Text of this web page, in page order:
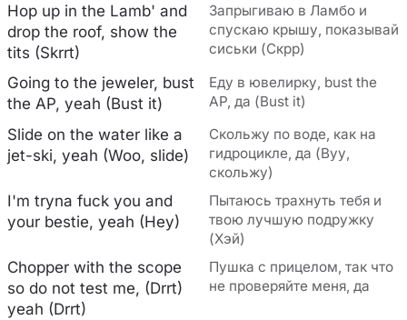
Hop up in the Lamb' and
drop the roof, show the
tits (Skrrt)
Запрыгиваю в Ламбо и
спускаю крышу, показывай
сиськи (Скрр)
Going to the jeweler, bust
the AP, yeah (Bust it)
Еду в ювелирку, bust the
AP, да (Bust it)
Slide on the water like a
jet-ski, yeah (Woo, slide)
Скольжу по воде, как на
гидроцикле, да (Вуу,
скольжу)
I'm tryna fuck you and
your bestie, yeah (Hey)
Пытаюсь трахнуть тебя и
твою лучшую подружку
(Хэй)
Chopper with the scope
so do not test me, (Drrt)
yeah (Drrt)
Пушка с прицелом, так что
не проверяйте меня, да